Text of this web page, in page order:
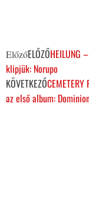
ElőzőELŐZŐHEILUNG
klipjük: Norupo
KÖVETKEZŐ
az első album: